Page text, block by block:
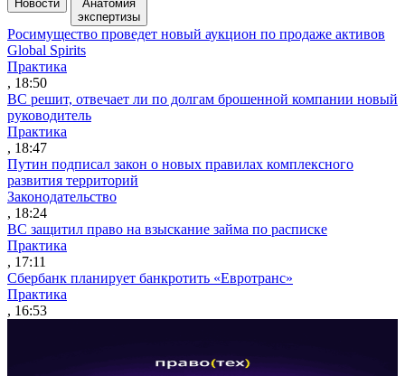
Новости
Анатомия
экспертизы
Росимущество проведет новый аукцион по продаже активов
Global Spirits
Практика
, 18:50
ВС решит, отвечает ли по долгам брошенной компании новый
руководитель
Практика
, 18:47
Путин подписал закон о новых правилах комплексного
развития территорий
Законодательство
, 18:24
ВС защитил право на взыскание займа по расписке
Практика
, 17:11
Сбербанк планирует банкротить «Евротранс»
Практика
, 16:53